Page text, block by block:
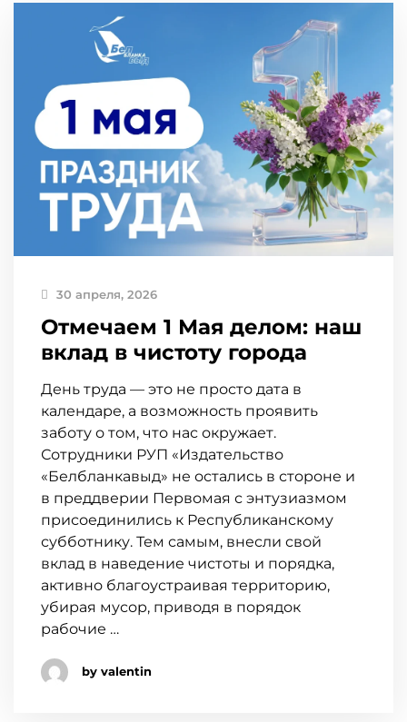
30 апреля, 2026
Отмечаем 1 Мая делом: наш
вклад в чистоту города
День труда — это не просто дата в
календаре, а возможность проявить
заботу о том, что нас окружает.
Сотрудники РУП «Издательство
«Белбланкавыд» не остались в стороне и
в преддверии Первомая с энтузиазмом
присоединились к Республиканскому
субботнику. Тем самым, внесли свой
вклад в наведение чистоты и порядка,
активно благоустраивая территорию,
убирая мусор, приводя в порядок
рабочие …
by valentin